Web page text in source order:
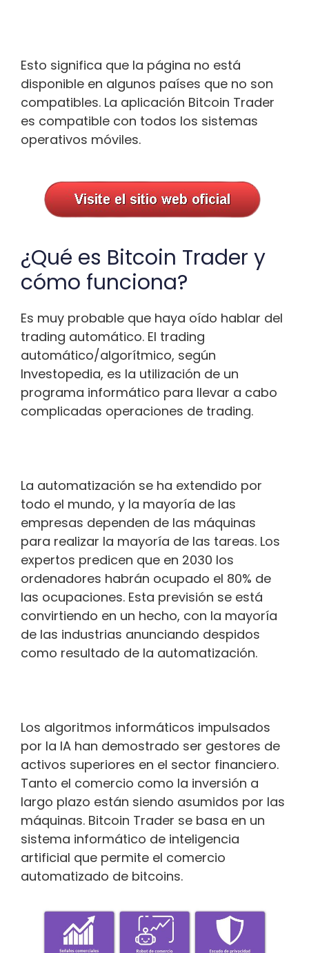
Esto significa que la página no está
disponible en algunos países que no son
compatibles. La aplicación Bitcoin Trader
es compatible con todos los sistemas
operativos móviles.
¿Qué es Bitcoin Trader y
cómo funciona?
Es muy probable que haya oído hablar del
trading automático. El trading
automático/algorítmico, según
Investopedia, es la utilización de un
programa informático para llevar a cabo
complicadas operaciones de trading.
La automatización se ha extendido por
todo el mundo, y la mayoría de las
empresas dependen de las máquinas
para realizar la mayoría de las tareas. Los
expertos predicen que en 2030 los
ordenadores habrán ocupado el 80% de
las ocupaciones. Esta previsión se está
convirtiendo en un hecho, con la mayoría
de las industrias anunciando despidos
como resultado de la automatización.
Los algoritmos informáticos impulsados
por la IA han demostrado ser gestores de
activos superiores en el sector financiero.
Tanto el comercio como la inversión a
largo plazo están siendo asumidos por las
máquinas. Bitcoin Trader se basa en un
sistema informático de inteligencia
artificial que permite el comercio
automatizado de bitcoins.